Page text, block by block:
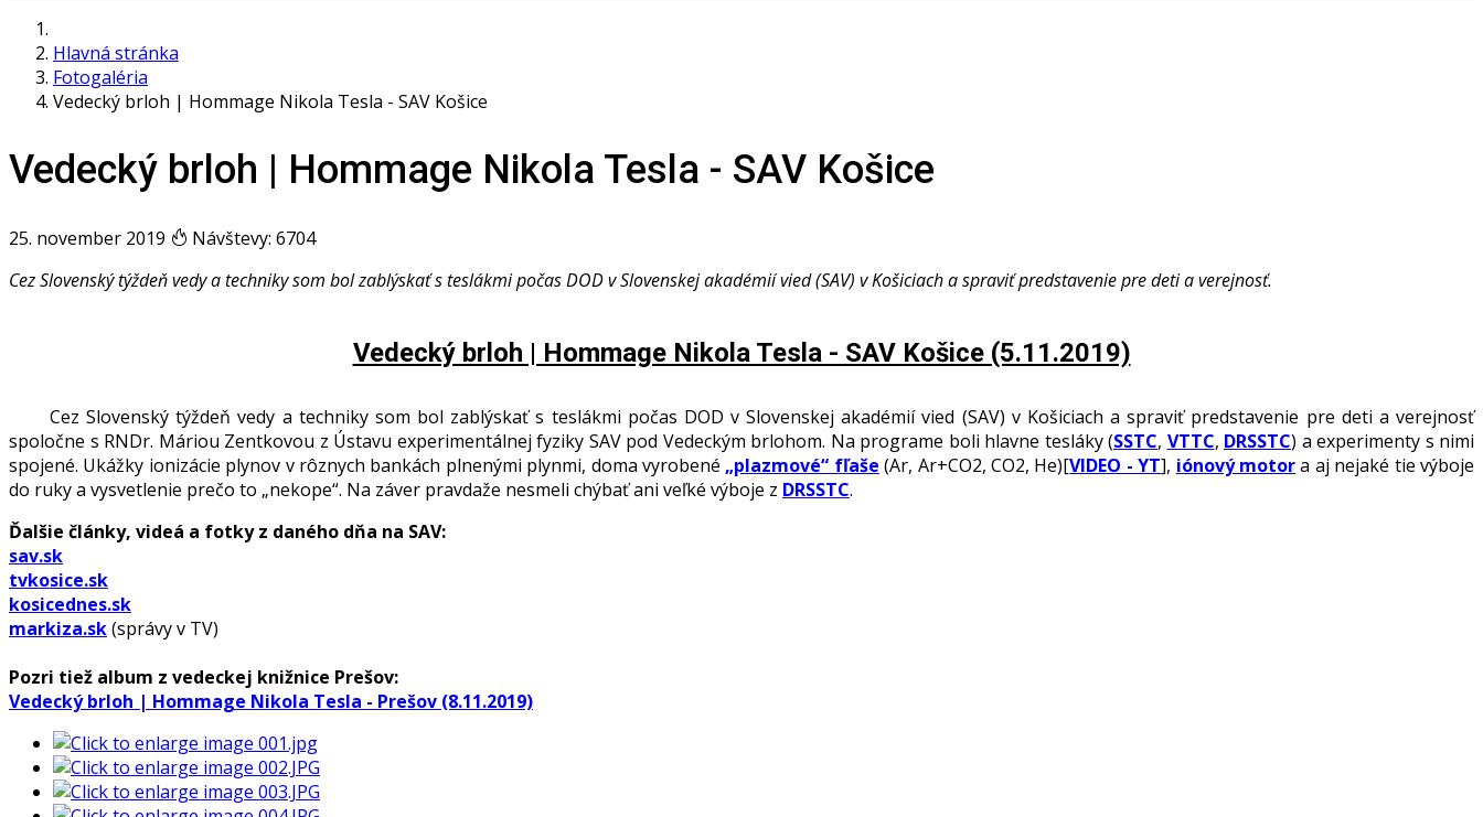
Hlavná stránka
Fotogaléria
Vedecký brloh | Hommage Nikola Tesla - SAV Košice
Vedecký brloh | Hommage Nikola Tesla - SAV Košice
25. november 2019
Návštevy: 6704
Cez Slovenský týždeň vedy a techniky som bol zablýskať s teslákmi počas DOD v Slovenskej akadémií vied (SAV) v Košiciach a spraviť predstavenie pre deti a verejnosť.
Vedecký brloh | Hommage Nikola Tesla - SAV Košice (5.11.2019)
Cez Slovenský týždeň vedy a techniky som bol zablýskať s teslákmi počas DOD v Slovenskej akadémií vied (SAV) v Košiciach a spraviť predstavenie pre deti a verejnosť
spoločne s RNDr. Máriou Zentkovou z Ústavu experimentálnej fyziky SAV pod Vedeckým brlohom. Na programe boli hlavne tesláky (SSTC, VTTC, DRSSTC) a experimenty s nimi
spojené. Ukážky ionizácie plynov v rôznych bankách plnenými plynmi, doma vyrobené „plazmové“ fľaše (Ar, Ar+CO2, CO2, He)[VIDEO - YT], iónový motora aj nejaké tie výboje
do ruky a vysvetlenie prečo to „nekope“. Na záver pravdaže nesmeli chýbať ani veľké výboje z DRSSTC.
Ďalšie články, videá a fotky z daného dňa na SAV:
sav.sk
tvkosice.sk
kosicednes.sk
markiza.sk(správy v TV)
Pozri tiež album z vedeckej knižnice Prešov:
Vedecký brloh | Hommage Nikola Tesla - Prešov (8.11.2019)